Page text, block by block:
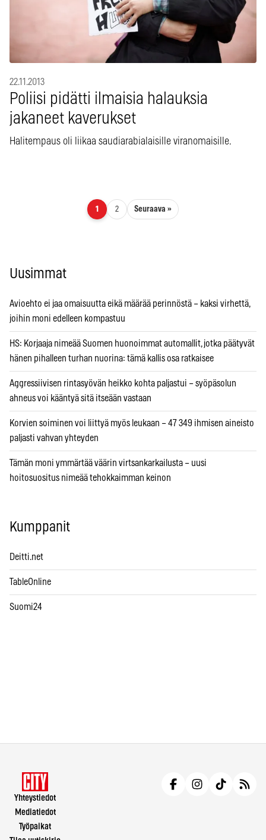
22.11.2013
Poliisi pidätti ilmaisia halauksia
jakaneet kaverukset
Halitempaus oli liikaa saudiarabialaisille viranomaisille.
Artikkelien sivutus
1 2 Seuraava »
Uusimmat
Avioehto ei jaa omaisuutta eikä määrää perinnöstä – kaksi virhettä,
joihin moni edelleen kompastuu
HS: Korjaaja nimeää Suomen huonoimmat automallit, jotka päätyvät
hänen pihalleen turhan nuorina: tämä kallis osa ratkaisee
Aggressiivisen rintasyövän heikko kohta paljastui – syöpäsolun
ahneus voi kääntyä sitä itseään vastaan
Korvien soiminen voi liittyä myös leukaan – 47 349 ihmisen aineisto
paljasti vahvan yhteyden
Tämän moni ymmärtää väärin virtsankarkailusta – uusi
hoitosuositus nimeää tehokkaimman keinon
Kumppanit
Deitti.net
TableOnline
Suomi24
Yhteystiedot
Mediatiedot
Työpaikat